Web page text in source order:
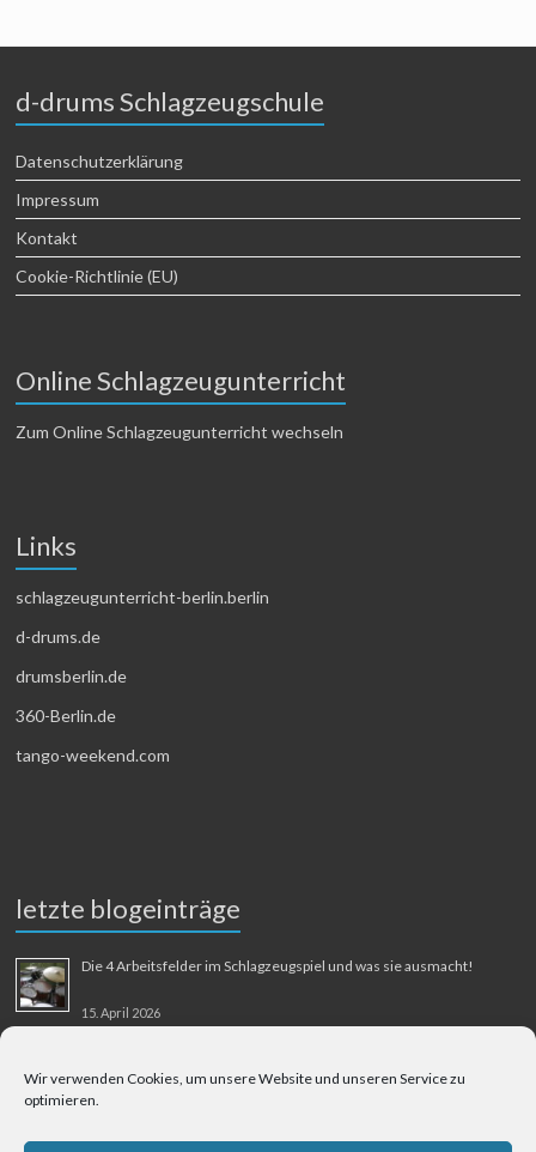
Wir verwenden Cookies, um unsere Website und unseren Service zu
optimieren.
d-drums Schlagzeugschule
Datenschutzerklärung
Impressum
Kontakt
Cookie-Richtlinie (EU)
Online Schlagzeugunterricht
Zum Online Schlagzeugunterricht wechseln
Links
schlagzeugunterricht-berlin.berlin
d-drums.de
drumsberlin.de
360-Berlin.de
tango-weekend.com
letzte blogeinträge
Die 4 Arbeitsfelder im Schlagzeugspiel und was sie ausmacht!
15. April 2026
31. August 2025